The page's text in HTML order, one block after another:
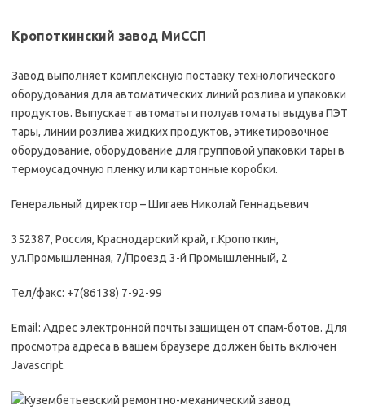
Кропоткинский завод МиССП
Завод выполняет комплексную поставку технологического
оборудования для автоматических линий розлива и упаковки
продуктов. Выпускает автоматы и полуавтоматы выдува ПЭТ
тары, линии розлива жидких продуктов, этикетировочное
оборудование, оборудование для групповой упаковки тары в
термоусадочную пленку или картонные коробки.
Генеральный директор – Шигаев Николай Геннадьевич
352387, Россия, Краснодарский край, г.Кропоткин,
ул.Промышленная, 7/Проезд 3-й Промышленный, 2
Тел/факс: +7(86138) 7-92-99
Email: Адрес электронной почты защищен от спам-ботов. Для
просмотра адреса в вашем браузере должен быть включен
Javascript.